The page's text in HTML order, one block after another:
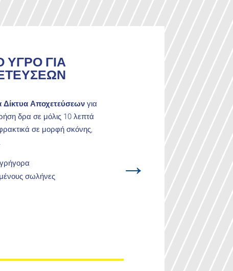
→
ΥΓΡΟ ΓΙΑ
Δίκτυα Αποχετεύσεωνγια
δρα σε μόλις 10 λεπτά
σε μορφή σκόνης,
σωλήνες